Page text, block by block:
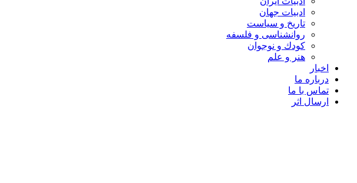
ادبیات جهان
تاریخ و سیاست
روانشناسی و فلسفه
کودك و نوجوان
هنر و علم
اخبار
درباره ما
تماس با ما
ارسال اثر